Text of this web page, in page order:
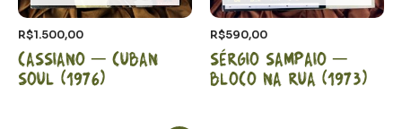
R$1.500,00
Cassiano – Cuban
Soul (1976)
R$590,00
Sérgio Sampaio –
Bloco na rua (1973)